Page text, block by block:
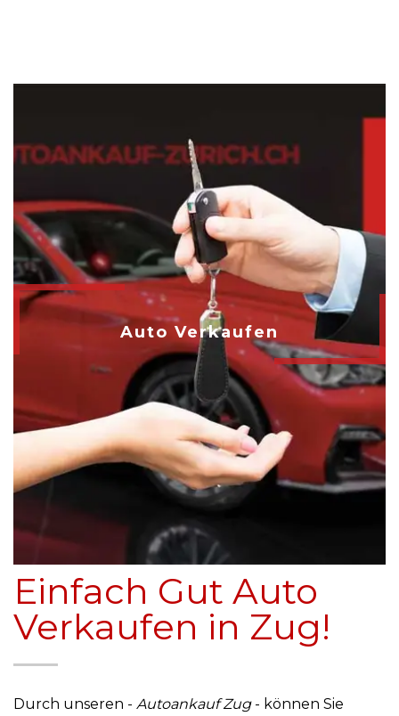
Auto Verkaufen
Einfach Gut Auto
Verkaufen in Zug!
Durch unseren - Autoankauf Zug- können Sie